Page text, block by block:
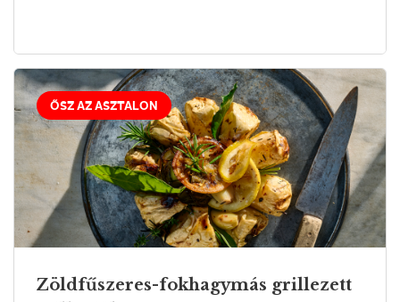
ŐSZ AZ ASZTALON
Zöldfűszeres-fokhagymás grillezett